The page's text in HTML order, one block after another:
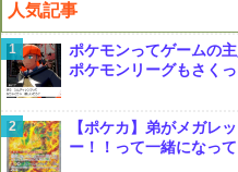
人気記事
ポケモンってゲームの
ポケモンリーグもさく
【ポケカ】弟がメガレ
ー！！って一緒になっ